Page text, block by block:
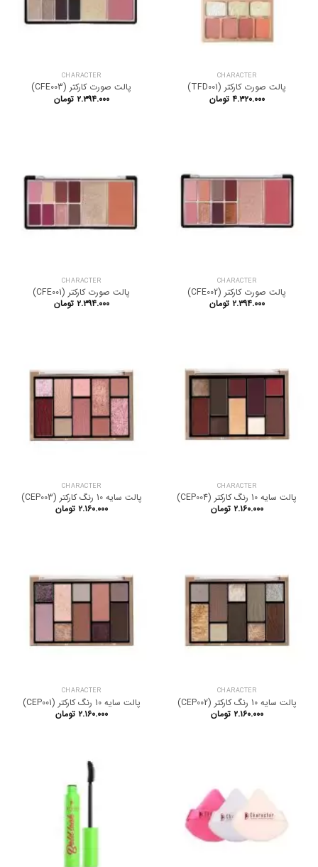
CHARACTER
پالت صورت کارکتر (TFD001)
۴.۳۲۰.۰۰۰ تومان
CHARACTER
پالت صورت کارکتر (CFE003)
۲.۳۹۴.۰۰۰ تومان
CHARACTER
پالت صورت کارکتر (CFE002)
۲.۳۹۴.۰۰۰ تومان
CHARACTER
پالت صورت کارکتر (CFE001)
۲.۳۹۴.۰۰۰ تومان
CHARACTER
پالت سایه 10 رنگ کارکتر (CEP004)
۲.۱۶۰.۰۰۰ تومان
CHARACTER
پالت سایه 10 رنگ کارکتر (CEP003)
۲.۱۶۰.۰۰۰ تومان
CHARACTER
پالت سایه 10 رنگ کارکتر (CEP002)
۲.۱۶۰.۰۰۰ تومان
CHARACTER
پالت سایه 10 رنگ کارکتر (CEP001)
۲.۱۶۰.۰۰۰ تومان